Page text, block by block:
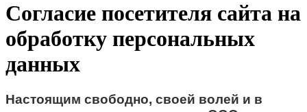
Согласие посетителя сайта на
обработку персональных
данных
Настоящим свободно, своей волей и в